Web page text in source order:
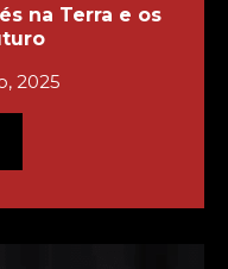
na Terra e os
2025